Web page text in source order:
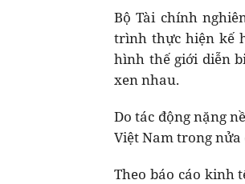
Bộ Tài chính
trình thực hiện kế
hình thế giới diễn
xen nhau.
Do tác động nặng
Việt Nam trong nửa
Theo báo cáo kinh